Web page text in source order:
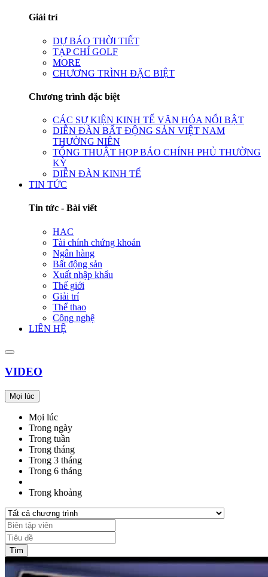
Giải trí
DỰ BÁO THỜI TIẾT
TẠP CHÍ GOLF
MORE
CHƯƠNG TRÌNH ĐẶC BIỆT
Chương trình đặc biệt
CÁC SỰ KIỆN KINH TẾ VĂN HÓA NỔI BẬT
DIỄN ĐÀN BẤT ĐỘNG SẢN VIỆT NAM
THƯỜNG NIÊN
TỔNG THUẬT HỌP BÁO CHÍNH PHỦ THƯỜNG
KỲ
DIỄN ĐÀN KINH TẾ
TIN TỨC
Tin tức - Bài viết
HAC
Tài chính chứng khoán
Ngân hàng
Bất động sản
Xuất nhập khẩu
Thế giới
Giải trí
Thể thao
Công nghệ
LIÊN HỆ
VIDEO
Mọi lúc
Mọi lúc
Trong ngày
Trong tuần
Trong tháng
Trong 3 tháng
Trong 6 tháng
Trong khoảng